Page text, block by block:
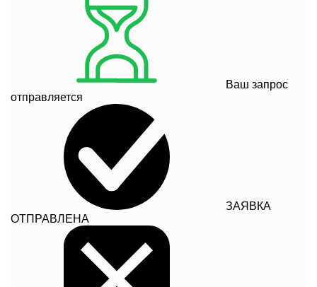
Ваш запрос
отправляется
ЗАЯВКА
ОТПРАВЛЕНА